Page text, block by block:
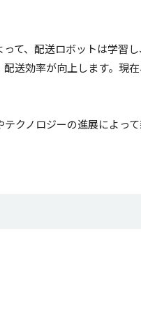
て、配送ロボットは学習
送効率が向上します。現
クノロジーの進展によっ